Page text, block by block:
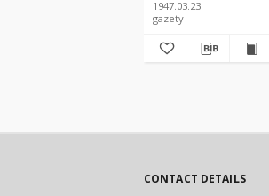
1947.03.23
gazety
CONTACT DETAILS